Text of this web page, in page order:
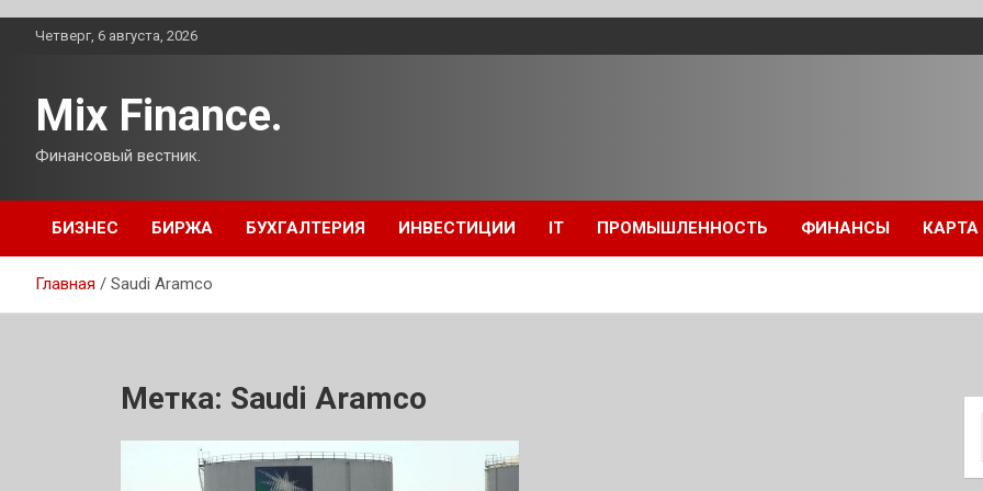
ПерейтиЧетверг, 6 августа, 2026
Mix Finance.
Финансовый вестник.
БИЗНЕС БИРЖА БУХГАЛТЕРИЯ ИНВЕСТИЦИИ IT ПРОМЫШЛЕННОСТЬ ФИНАНСЫ
Главная Saudi Aramco
Метка: Saudi Aramco